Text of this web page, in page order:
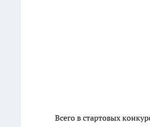
Всего в стартовых